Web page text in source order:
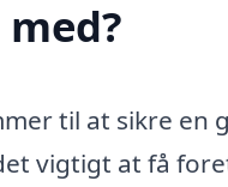
til at sikre en
vigtigt at få